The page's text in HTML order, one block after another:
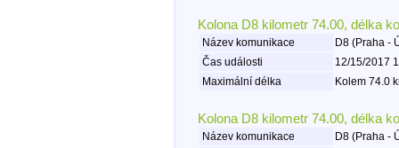
Kolona D8 kilometr 74.00, délka
Název komunikace
D8 (Praha -
Čas události
12/15/2017
Maximální délka
Kolem 74.0
Kolona D8 kilometr 74.00, délka
Název komunikace
D8 (Praha -